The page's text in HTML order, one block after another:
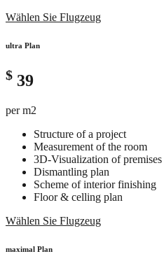
Wählen Sie Flugzeug
ultra Plan
$ 39
per m2
Structure of a project
Measurement of the room
3D-Visualization of premises
Dismantling plan
Scheme of interior finishing
Floor & celling plan
Wählen Sie Flugzeug
maximal Plan